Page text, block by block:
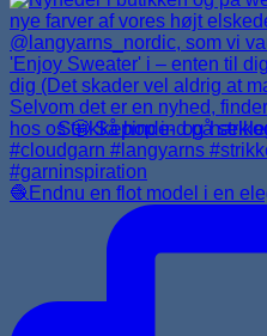
Strikkepinde- og
🧶Endnu en flot model i en